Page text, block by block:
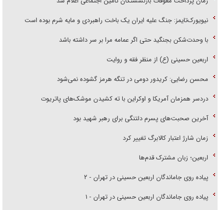
نیویورک‌تایمز: جنگ علیه ایران یک باخت راهبردی و مایه شرم بوده است
با وحدت‌شکن بجنگید حتی اگر عمامه مرا بر سر داشته باشد
اربعین حسینی (ع) از منظر فقه و روایت
محسن رضایی: کریدور دومی در تنگه هرمز گشوده نمی‌شود
دردسر همزمان آمریکا و اوکراین با ته کشیدن موشک‌های پاتریوت
آخرین صحبت‌های پسرم دلتنگی برای رهبر شهید بود
زمان شارژ اعتبار کالابرگ تغییر کرد
اربعین؛ زبان مشترک قدم‌ها
پیاده روی جاماندگان اربعین حسینی در تهران - ۲
پیاده روی جاماندگان اربعین حسینی در تهران - ۱